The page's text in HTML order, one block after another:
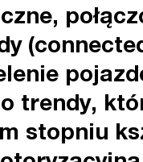
trendy,
stopniu